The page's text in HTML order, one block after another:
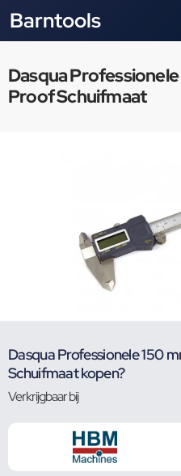
Barntools
Dasqua
Proof Schuifmaat
Dasqua Professionele 150
Schuifmaat kopen?
Verkrijgbaar bij